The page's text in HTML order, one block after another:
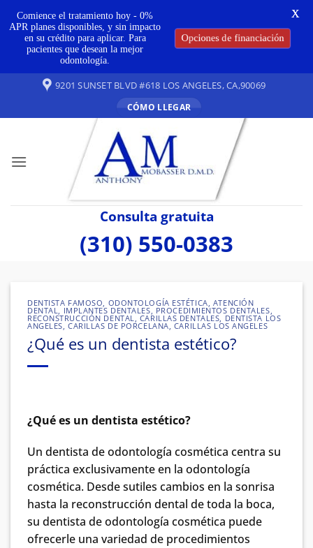
contenido
9201 SUNSET BLVD #618 LOS ANGELES, CA,90069
CÓMO LLEGAR
Consulta gratuita
(310) 550-0383
DENTISTA FAMOSO, ODONTOLOGÍA ESTÉTICA, ATENCIÓN
DENTAL, IMPLANTES DENTALES, PROCEDIMIENTOS DENTALES,
RECONSTRUCCIÓN DENTAL, CARILLAS DENTALES, DENTISTA LOS
ANGELES,CARILLAS DE PORCELANA, CARILLAS LOS ANGELES
¿Qué es un dentista estético?
¿Qué es un dentista estético?
Un dentista de odontología cosmética centra su
práctica exclusivamente en la odontología
cosmética. Desde sutiles cambios en la sonrisa
hasta la reconstrucción dental de toda la boca,
su dentista de odontología cosmética puede
ofrecerle una variedad de procedimientos
Comience el tratamiento hoy - 0%
APR planes disponibles, y sin impacto
en su crédito para aplicar. Para
pacientes que desean la mejor
odontología.
Opciones de financiación
X